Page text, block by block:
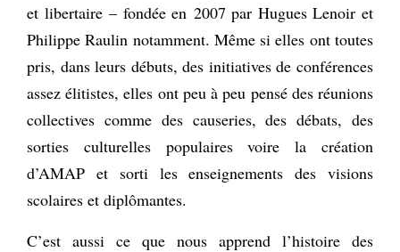
et libertaire – fondée en 2007 par Hugues Lenoir et
Philippe Raulin notamment. Même si elles ont toutes
pris, dans leurs débuts, des initiatives de conférences
assez élitistes, elles ont peu à peu pensé des réunions
collectives comme des causeries, des débats, des
sorties culturelles populaires voire la création
d’AMAP et sorti les enseignements des visions
scolaires et diplômantes.
C’est aussi ce que nous apprend l’histoire des